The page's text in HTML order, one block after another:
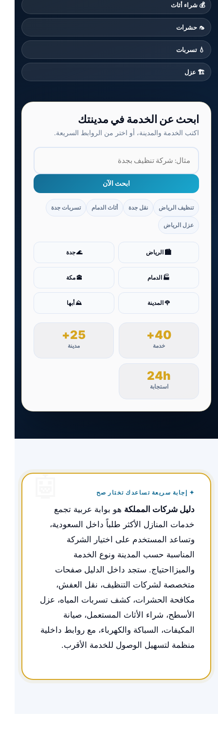
💰 شراء أثاث
🦟 حشرات
💧 تسربات
🏗️ عزل
ابحث عن الخدمة في مدينتك
اكتب الخدمة والمدينة، أو اختر من الروابط السريعة.
ابحث الآن
تنظيف الرياض نقل جدة أثاث الدمام تسربات جدة
عزل الرياض
🏙️ الرياض 🌊 جدة
🏭 الدمام 🕋 مكة
🌹 المدينة ⛰️ أبها
40+
خدمة
25+
مدينة
24h
استجابة
✦ إجابة سريعة تساعدك تختار صح
دليل شركات المملكة هو بوابة عربية تجمع
خدمات المنازل الأكثر طلباً داخل السعودية،
وتساعد المستخدم على اختيار الشركة
المناسبة حسب المدينة ونوع الخدمة
والميزااحتياج. ستجد داخل الدليل صفحات
متخصصة لشركات التنظيف، نقل العفش،
مكافحة الحشرات، كشف تسربات المياه، عزل
الأسطح، شراء الأثاث المستعمل، صيانة
المكيفات، السباكة والكهرباء، مع روابط داخلية
منظمة لتسهيل الوصول للخدمة الأقرب.